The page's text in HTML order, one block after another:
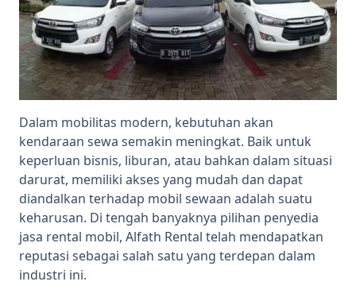
Dalam mobilitas modern, kebutuhan akan
kendaraan sewa semakin meningkat. Baik untuk
keperluan bisnis, liburan, atau bahkan dalam situasi
darurat, memiliki akses yang mudah dan dapat
diandalkan terhadap mobil sewaan adalah suatu
keharusan. Di tengah banyaknya pilihan penyedia
jasa rental mobil, Alfath Rental telah mendapatkan
reputasi sebagai salah satu yang terdepan dalam
industri ini.